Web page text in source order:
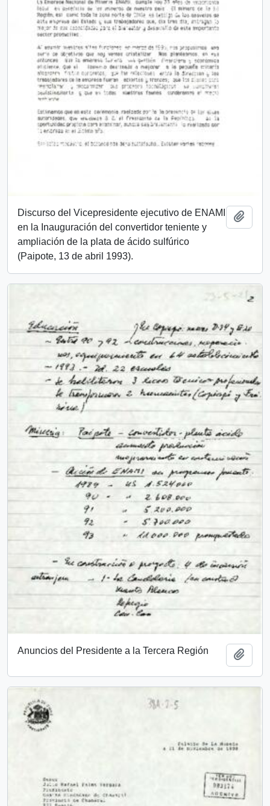
Discurso del Vicepresidente ejecutivo de ENAMI
en la Inauguración del convertidor teniente y
ampliación de la plata de ácido sulfúrico
(Paipote, 13 de abril 1993).
Anuncios del Presidente a la Tercera Región